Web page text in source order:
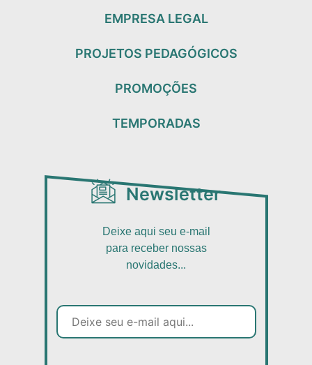
EMPRESA LEGAL
PROJETOS PEDAGÓGICOS
PROMOÇÕES
TEMPORADAS
Newsletter
Deixe aqui seu e-mail
para receber nossas
novidades...